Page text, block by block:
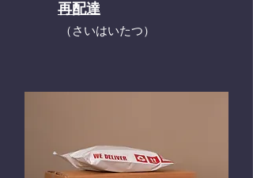
再配達
​（さいはいたつ）